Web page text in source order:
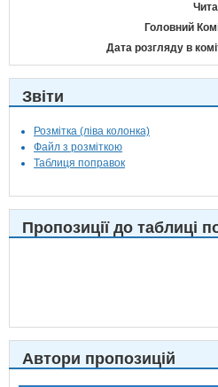
Головний
Дата розгляду в
Звіти
Розмітка (ліва колонка)
Файл з розміткою
Таблиця поправок
Пропозиції до таблиці
Автори пропозицій